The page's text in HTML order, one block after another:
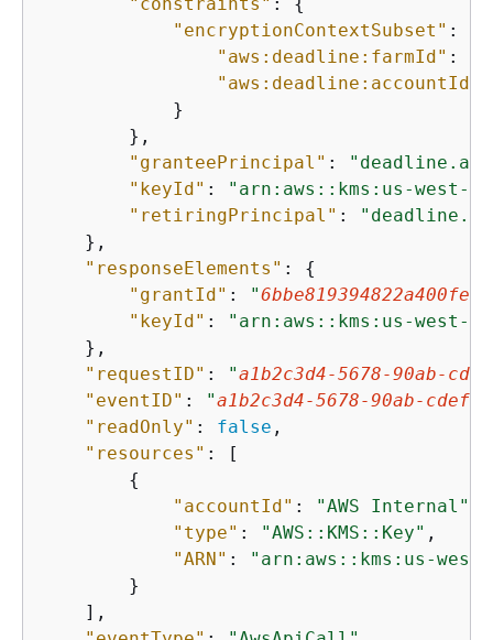
"encryptionContextSubset" :
"aws:deadline:farmId" :
"aws:deadline:accountId"
            }
        },
"granteePrincipal" :
"keyId" : "arn:aws::kms:us-west-2:
"retiringPrincipal" :
    },
"responseElements" : {
"grantId" : "
"keyId" : "arn:aws::kms:us-west-2:
    },
"requestID" : "a1b2c3d4-5678-90ab-cdef-
"eventID" : "a1b2c3d4-5678-90ab-cdef-
"readOnly" : false ,
"resources" : [
{
"accountId" : "AWS Internal"
"type" : "AWS::KMS::Key" ,
"ARN" :
"arn:aws::kms:us-
        }
    ],